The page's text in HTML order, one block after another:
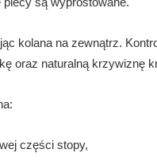
kolana na zewnątrz.
oraz naturalną krzywiznę
części stopy,